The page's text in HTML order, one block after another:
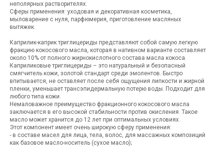
неполярных растворителях.
Сферы применения: уходовая и декоративная косметика,
мыловарение с нуля, парфюмерия, приготовление масляных
вытяжек.
Каприлик-каприк триглицериды представляют собой самую легкую
фракцию кокосового масла, которая в нативном варианте составляет
около 10% от полного жирнокислотного состава масла кокоса.
Каприликовые триглицериды – это натуральный и безопасный
смягчитель кожи, золотой стандарт среди эмолентов. Быстро
впитывается, не оставляет после себя ощущения липкости и жирной
пленки, уменьшает трансэпидермальную потерю воды. Подходит для
любого типа кожи.
Немаловажное преимущество фракционного кокосового масла
заключается в его высокой стабильности против окисления. Такое
масло может хранится до 12 лет при оптимальных условиях.
Этот компонент имеет очень широкую сферу применения:
- в составе масел для лица, тела, волос, для массажных композиций
как базовое масло-носитель (сухое масло);